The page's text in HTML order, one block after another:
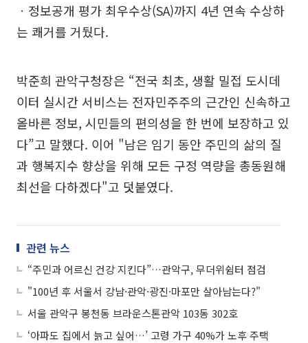
ㆍ정보공개 평가 최우수상(SA)까지 4년 연속 수상하
는 쾌거를 거뒀다.
박준희 관악구청장은 “전국 최초, 생활 밀접 도시데
이터 실시간 서비스는 전자민주주의 근간인 신속하고
올바른 정보, 시민들의 편의성을 한 번에 보장하고 있
다”고 말했다. 이어 "남은 임기 동안 주민의 삶의 질
과 행복지수 향상을 위해 모든 구정 역량을 총동원해
최선을 다하겠다"고 덧붙였다.
관련 뉴스
“주민과 어르신 건강 지킨다”…관악구, 무더위쉼터 점검
"100년 후 서울서 강남·관악·광진·마포만 살아남는다?"
서울 관악구 봉천동 브라운스톤관악 103동 302호
‘아파도 집에서 늙고 싶어…’ 고령 가구 40%가 노후 주택